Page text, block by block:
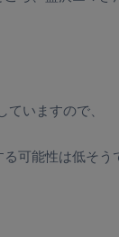
いますので、
可能性は低そう